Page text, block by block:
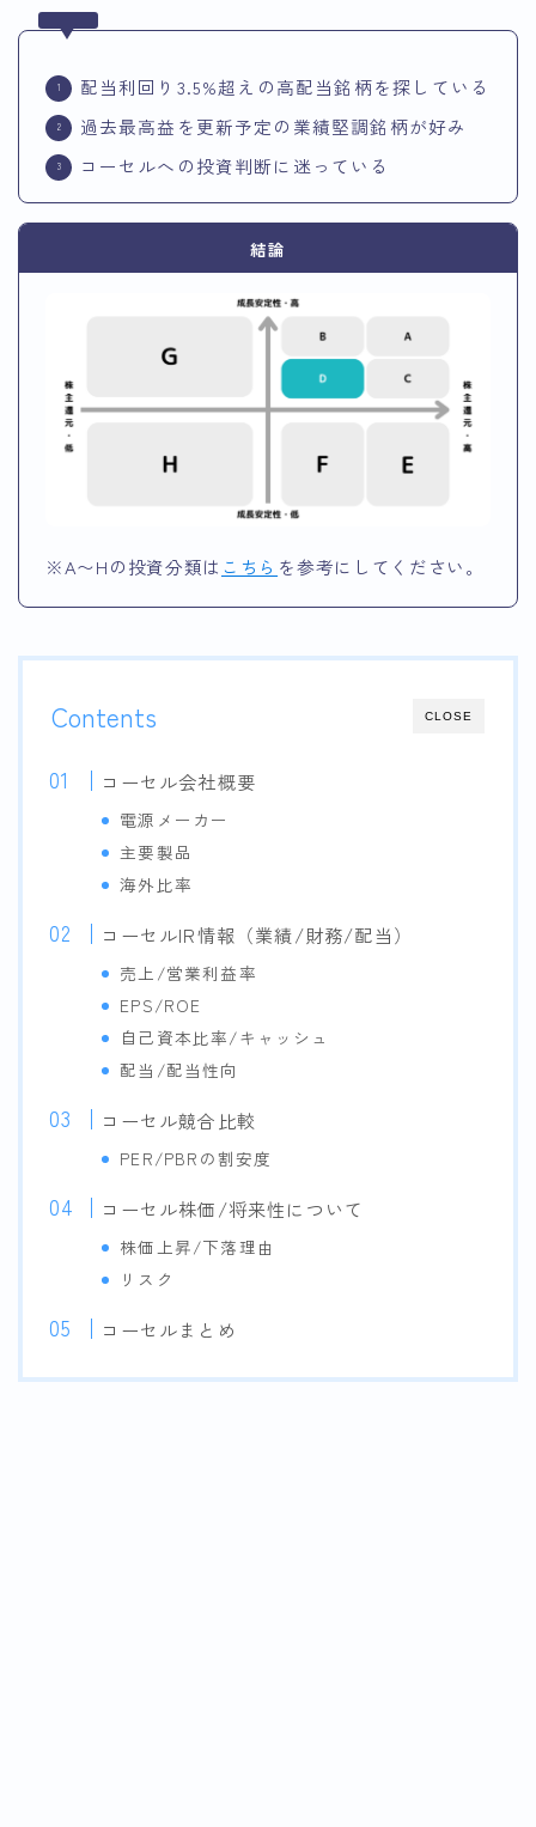
配当利回り3.5%超えの高配当銘柄を探している
過去最高益を更新予定の業績堅調銘柄が好み
コーセルへの投資判断に迷っている
結論
※A〜Hの投資分類は こちら を参考にしてください。
CLOSE
Contents
コーセル会社概要
電源メーカー
主要製品
海外比率
コーセルIR情報（業績/財務/配当）
売上/営業利益率
EPS/ROE
自己資本比率/キャッシュ
配当/配当性向
コーセル競合比較
PER/PBRの割安度
コーセル株価/将来性について
株価上昇/下落理由
リスク
コーセルまとめ